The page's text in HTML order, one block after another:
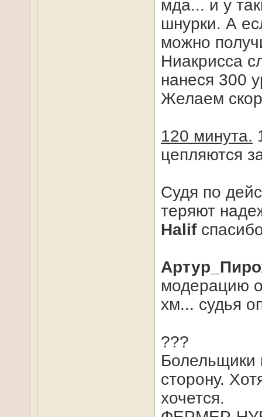
мда... и у
шнурки. А
можно
Ниакрисса
нанеся 300
Желаем
120 минута.
цепляются
Судя по
теряют
Halif
модерацию
хм... судья
???
Болельщики
сторону.
хочется.